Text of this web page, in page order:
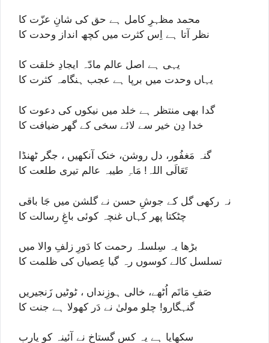
محمد مظہرِ کامل ہے حق کی شانِ عزّت کا
نظر آتا ہے اِس کثرت میں کچھ انداز وحدت کا
یہی ہے اصل عالم مادّہ ایجادِ خلقت کا
یہاں وحدت میں برپا ہے عجب ہنگامہ کثرت کا
گدا بھی منتظر ہے خلد میں نیکوں کی دعوت کا
خدا دِن خیر سے لائے سخی کے گھر ضیافت کا
گنہ مَغفُور، دل روشن، خنک آنکھیں ، جگر ٹھنڈا
تَعَالَی اللہ! مَاہِ طیبہ عالم تیری طلعت کا
نہ رکھی گل کے جوشِ حسن نے گلشن میں جَا باقی
چٹکتا پھر کہاں غنچہ کوئی باغِ رسالت کا
بڑھا یہ سِلسلہ رحمت کا دَورِ زلفِ والا میں
تسلسل کالے کوسوں رہ گیا عِصیاں کی ظلمت کا
صَفِ مَاتَم اُٹھے، خالی ہوزِنداں ، ٹوٹیں زَنجیریں
گنہگارو! چلو مولیٰ نے دَر کھولا ہے جنت کا
سکھایا ہے یہ کس گستاخ نے آئینہ کو یارب